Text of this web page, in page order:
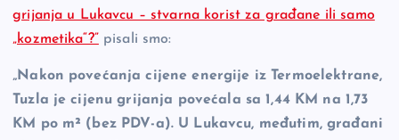
grijanja u Lukavcu – stvarna korist za građane ili samo
„kozmetika“?” pisali smo:
„Nakon povećanja cijene energije iz Termoelektrane,
Tuzla je cijenu grijanja povećala sa 1,44 KM na 1,73
KM po m² (bez PDV-a). U Lukavcu, međutim, građani